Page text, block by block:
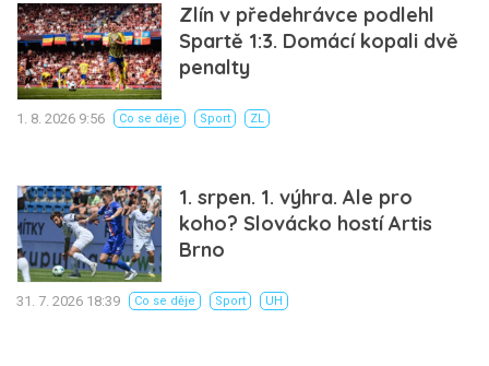
Zlín v předehrávce podlehl
Spartě 1:3. Domácí kopali dvě
penalty
1. 8. 2026 9:56 Co se děje Sport ZL
1. srpen. 1. výhra. Ale pro
koho? Slovácko hostí Artis
Brno
31. 7. 2026 18:39 Co se děje Sport UH